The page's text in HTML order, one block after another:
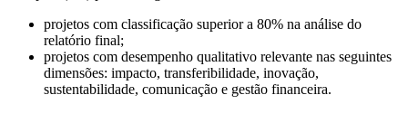
projetos com classificação superior a 80% na análise do
relatório final;
projetos com desempenho qualitativo relevante nas seguintes
dimensões: impacto, transferibilidade, inovação,
sustentabilidade, comunicação e gestão financeira.